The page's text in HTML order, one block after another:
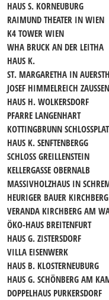
HAUS S. KORNEUBURG
RAIMUND THEATER IN WIEN
K4 TOWER WIEN
WHA BRUCK AN DER LEITHA
HAUS K.
ST. MARGARETHA IN
JOSEF HIMMELREICH
HAUS H. WOLKERSDORF
PFARRE LANGENHART
KOTTINGBRUNN
HAUS K. SENFTENBERGG
SCHLOSS GREILLENSTEIN
KELLERGASSE OBERNALB
MASSIVHOLZHAUS IN
HEURIGER BAUER
VERANDA KIRCHBERG AM
ÖKO-HAUS BREITENFURT
HAUS G. ZISTERSDORF
VILLA EISENWERK
HAUS B. KLOSTERNEUBURG
HAUS G. SCHÖNBERG AM
DOPPELHAUS PURKERSDORF